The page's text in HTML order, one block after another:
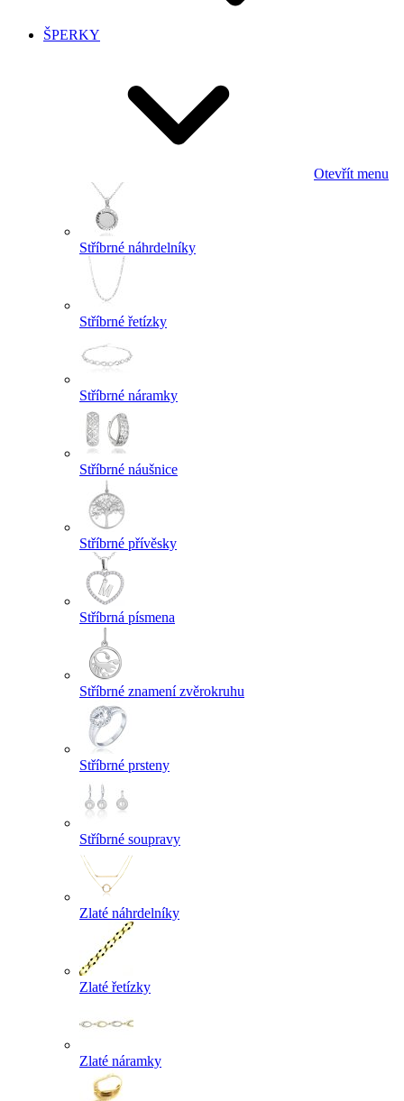
ŠPERKY
Otevřít menu
Stříbrné náhrdelníky
Stříbrné řetízky
Stříbrné náramky
Stříbrné náušnice
Stříbrné přívěsky
Stříbrná písmena
Stříbrné znamení zvěrokruhu
Stříbrné prsteny
Stříbrné soupravy
Zlaté náhrdelníky
Zlaté řetízky
Zlaté náramky